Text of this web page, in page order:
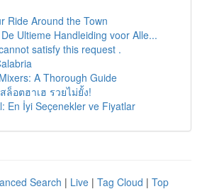
Ride Around the Town
Ultieme Handleiding voor Alle...
satisfy this request .
A Thorough Guide
อตฮาเฮ รวยไม่ยั้ง!
En İyi Seçenekler ve Fiyatlar
Search | Live | Tag Cloud | Top